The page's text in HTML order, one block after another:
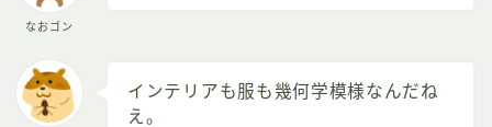
なおゴン
インテリアも服も幾何学模様なんだね
え。